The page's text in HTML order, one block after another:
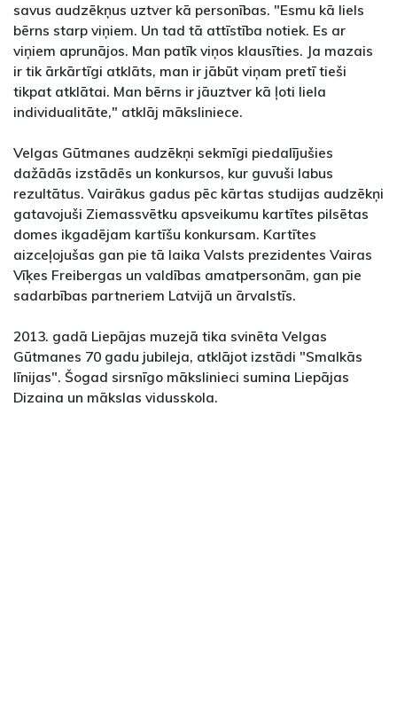
savus audzēkņus uztver kā personības. "Esmu kā liels
bērns starp viņiem. Un tad tā attīstība notiek. Es ar
viņiem aprunājos. Man patīk viņos klausīties. Ja mazais
ir tik ārkārtīgi atklāts, man ir jābūt viņam pretī tieši
tikpat atklātai. Man bērns ir jāuztver kā ļoti liela
individualitāte," atklāj māksliniece.
Velgas Gūtmanes audzēkņi sekmīgi piedalījušies
dažādās izstādēs un konkursos, kur guvuši labus
rezultātus. Vairākus gadus pēc kārtas studijas audzēkņi
gatavojuši Ziemassvētku apsveikumu kartītes pilsētas
domes ikgadējam kartīšu konkursam. Kartītes
aizceļojušas gan pie tā laika Valsts prezidentes Vairas
Vīķes Freibergas un valdības amatpersonām, gan pie
sadarbības partneriem Latvijā un ārvalstīs.
2013. gadā Liepājas muzejā tika svinēta Velgas
Gūtmanes 70 gadu jubileja, atklājot izstādi "Smalkās
līnijas". Šogad sirsnīgo mākslinieci sumina Liepājas
Dizaina un mākslas vidusskola.